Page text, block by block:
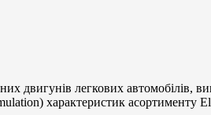
двигунів легкових автомобілів,
характеристик асортименту